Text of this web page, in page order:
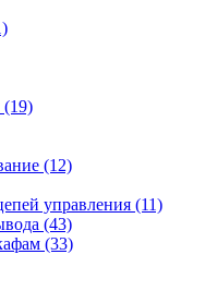
(12)
управления (11)
(43)
(33)